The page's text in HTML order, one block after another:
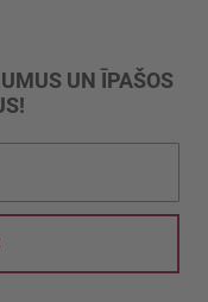
UN ĪPAŠOS